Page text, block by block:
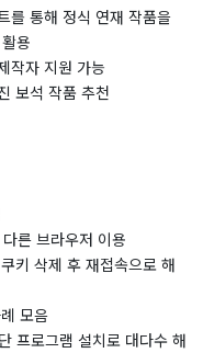
를 통해 정식 연재 작품을
용
작자 지원 가능
보석 작품 추천
른 브라우저 이용
키 삭제 후 재접속으로 해
모음
프로그램 설치로 대다수 해